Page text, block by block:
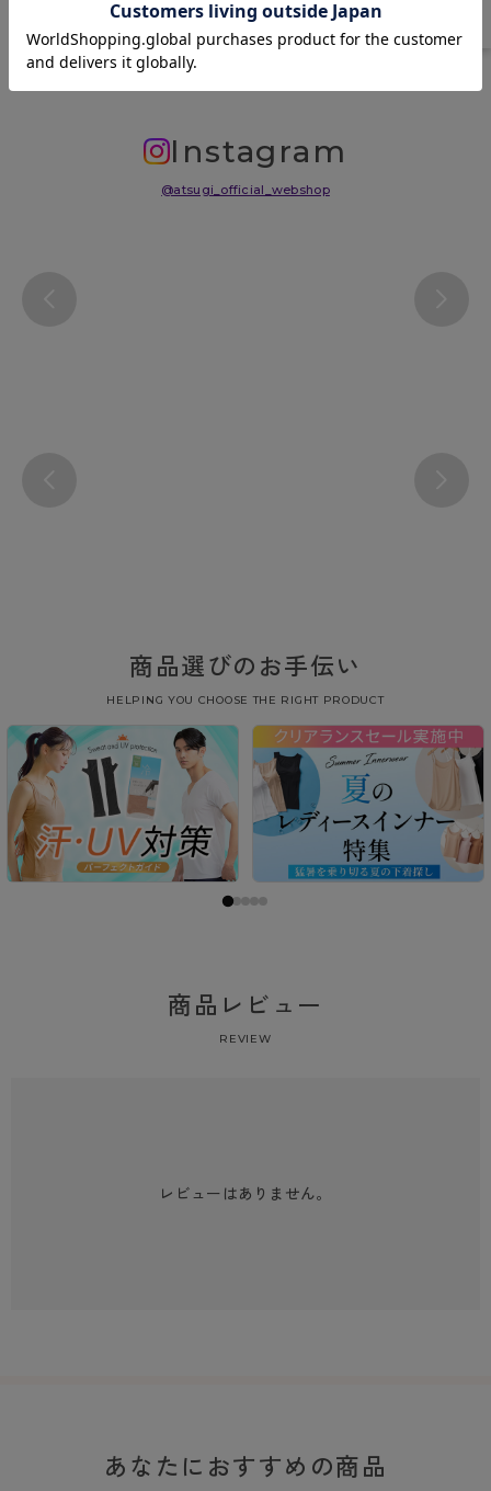
サイズ表 洗濯表示について よくある質問(FAQ)
Instagram
@atsugi_official_webshop
商品選びのお手伝い
HELPING YOU CHOOSE THE RIGHT PRODUCT
商品レビュー
REVIEW
レビューはありません。
あなたにおすすめの商品